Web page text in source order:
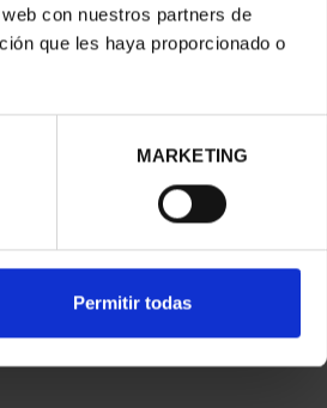
con nuestros partners de
que les haya proporcionado o
MARKETING
Permitir todas
CIUDADES PATRIMONIO III -